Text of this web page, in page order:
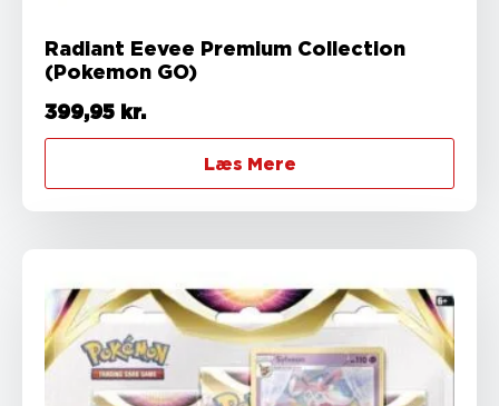
Radiant Eevee Premium Collection
(Pokemon GO)
399,95 kr.
Læs Mere